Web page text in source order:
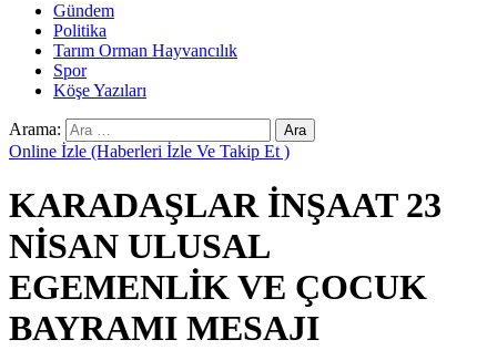
Gündem
Politika
Tarım Orman Hayvancılık
Spor
Köşe Yazıları
Arama:
Online İzle (Haberleri İzle Ve Takip Et )
KARADAŞLAR İNŞAAT 23
NİSAN ULUSAL
EGEMENLİK VE ÇOCUK
BAYRAMI MESAJI